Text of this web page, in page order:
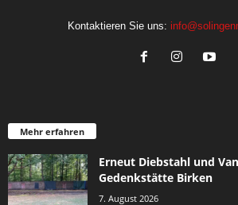
Kontaktieren Sie uns:
Mehr erfahren
Erneut Diebstahl und
Gedenkstätte Birken
7. August 2026